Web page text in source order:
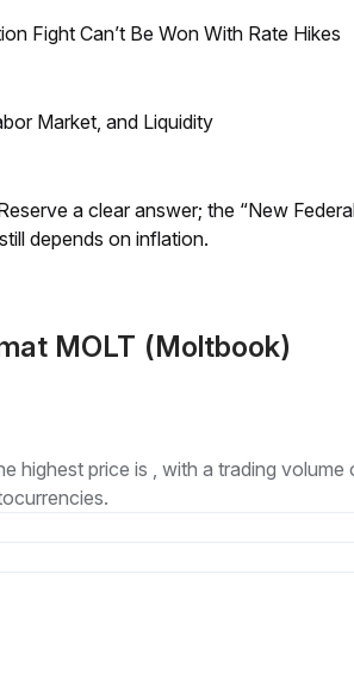
Fight Can’t Be Won With Rate Hikes
Market, and Liquidity
a clear answer; the “New
depends on inflation.
MOLT (Moltbook)
highest price is , with a trading volume